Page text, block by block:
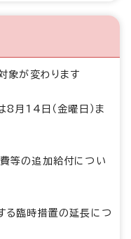
象が変わります
8月14日（金曜日）ま
等の追加給付につい
る臨時措置の延長につ